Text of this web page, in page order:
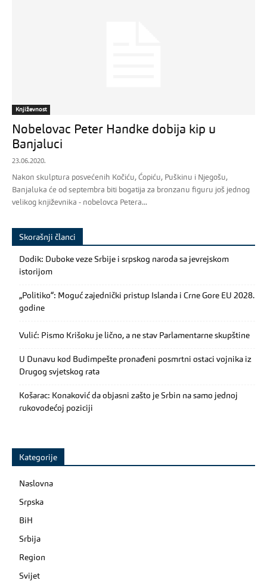
Književnost
Nobelovac Peter Handke dobija kip u
Banjaluci
23.06.2020.
Nakon skulptura posvećenih Kočiću, Ćopiću, Puškinu i Njegošu,
Banjaluka će od septembra biti bogatija za bronzanu figuru još jednog
velikog književnika - nobelovca Petera...
Skorašnji članci
Dodik: Duboke veze Srbije i srpskog naroda sa jevrejskom
istorijom
„Politiko“: Moguć zajednički pristup Islanda i Crne Gore EU 2028.
godine
Vulić: Pismo Krišoku je lično, a ne stav Parlamentarne skupštine
U Dunavu kod Budimpešte pronađeni posmrtni ostaci vojnika iz
Drugog svjetskog rata
Košarac: Konaković da objasni zašto je Srbin na samo jednoj
rukovodećoj poziciji
Kategorije
Naslovna
Srpska
BiH
Srbija
Region
Svijet